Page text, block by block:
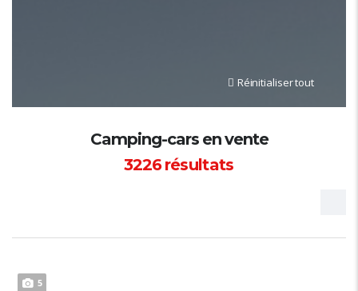
Réinitialiser tout
Camping-cars en vente
3226résultats
5